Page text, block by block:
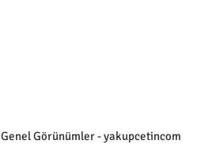
Görünümler - yakupcetincom